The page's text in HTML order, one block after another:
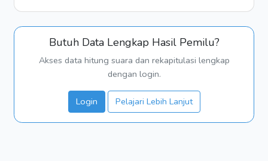
Butuh Data Lengkap Hasil Pemilu?
Akses data hitung suara dan rekapitulasi lengkap
dengan login.
Login Pelajari Lebih Lanjut